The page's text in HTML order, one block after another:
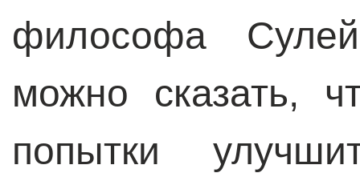
философа
можно сказать,
попытки